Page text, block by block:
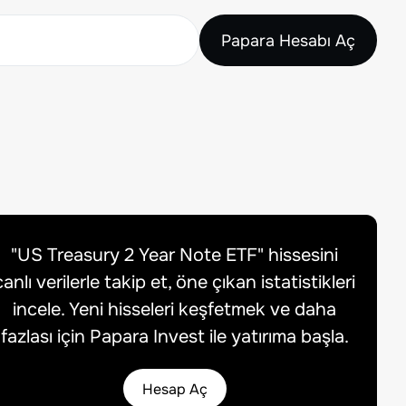
Papara Hesabı Aç
"US Treasury 2 Year Note ETF" hissesini
verilerle takip et, öne çıkan istatistikleri
incele. Yeni hisseleri keşfetmek ve daha
fazlası için Papara Invest ile yatırıma başla.
Hesap Aç